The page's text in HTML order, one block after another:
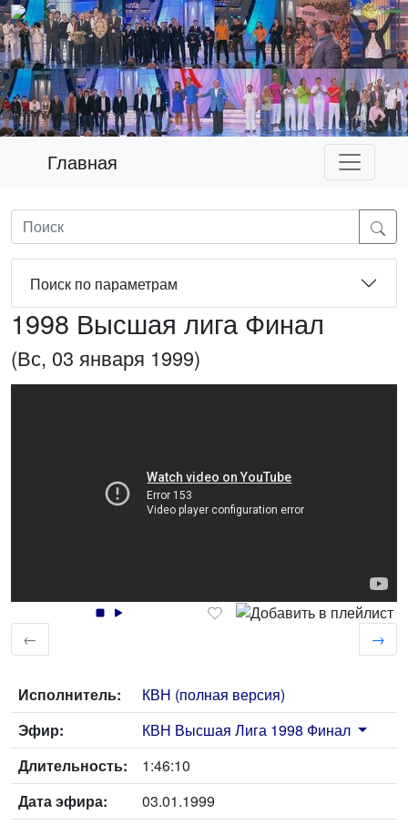
Главная
Поиск по параметрам
1998 Высшая лига Финал
(Вс, 03 января 1999)
← →
Исполнитель:
КВН (полная версия)
Эфир:
КВН Высшая Лига 1998 Финал
Длительность:
1:46:10
Дата эфира:
03.01.1999